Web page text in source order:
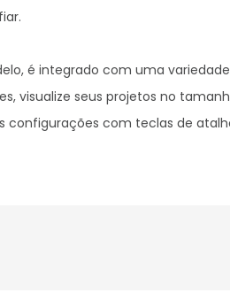
é integrado com uma
visualize seus projetos no
configurações com teclas de